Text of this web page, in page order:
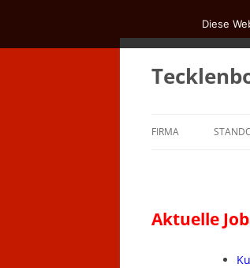
Zum
Inhalt
springen
FIRMA
Aktuelle
Diese